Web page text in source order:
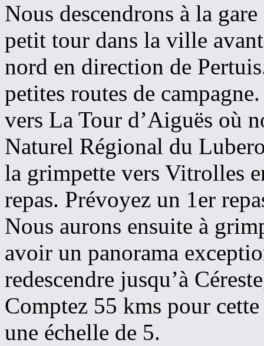
Nous descendrons à la
petit tour dans la ville
nord en direction de
petites routes de
vers La Tour d’Aiguës où
Naturel Régional du
la grimpette vers Vitrolles
repas. Prévoyez un 1er
Nous aurons ensuite à
avoir un panorama
redescendre jusqu’à
Comptez 55 kms pour
une échelle de 5.